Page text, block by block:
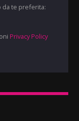
da te preferita:
Privacy Policy